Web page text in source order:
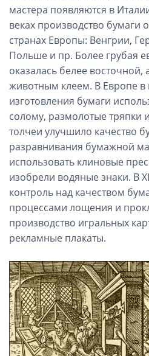
мастера появляются в
веках производство бумаги
странах Европы: Венгрии,
Польше и пр. Более грубая
оказалась белее восточной,
животным клеем. В Европе в
изготовления бумаги
солому, размолотые тряпки
толчеи улучшило качество
разравнивания бумажной
использовать клиновые
изобрели водяные знаки. В
контроль над качеством
процессами лощения и
производство игральных
рекламные плакаты.